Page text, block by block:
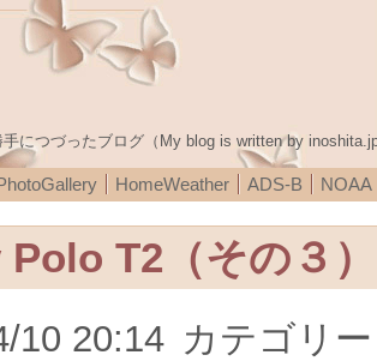
手につづったブログ（My blog is written by
HomeWeather ADS-B NOAA
T2（その３）
10 20:14 カテゴリ